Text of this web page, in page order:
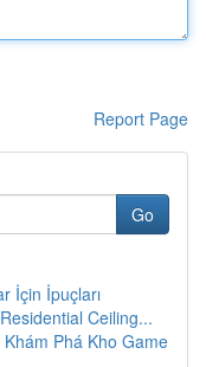
Report Page
Go
İçin İpuçları
Ceiling...
Phá Kho Game